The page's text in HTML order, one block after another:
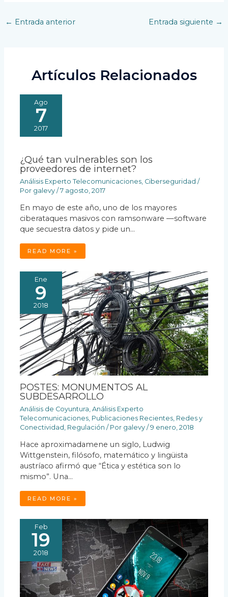
Navegación
← Entrada anterior Entrada siguiente →
Artículos Relacionados
Ago
7
2017
¿Qué tan vulnerables son los
proveedores de internet?
Análisis Experto Telecomunicaciones Ciberseguridad /
Por galevy/7 agosto, 2017
En mayo de este año, uno de los mayores
ciberataques masivos con ramsonware —software
que secuestra datos y pide un…
READ MORE »
Ene
9
2018
POSTES: MONUMENTOS AL
SUBDESARROLLO
Análisis de Coyuntura ,Análisis Experto
Telecomunicaciones Publicaciones Recientes Redes y
Conectividad Regulación / Por galevy/9 enero, 2018
Hace aproximadamene un siglo, Ludwig
Wittgenstein, filósofo, matemático y lingüista
austríaco afirmó que “Ética y estética son lo
mismo”. Una…
READ MORE »
Feb
19
2018